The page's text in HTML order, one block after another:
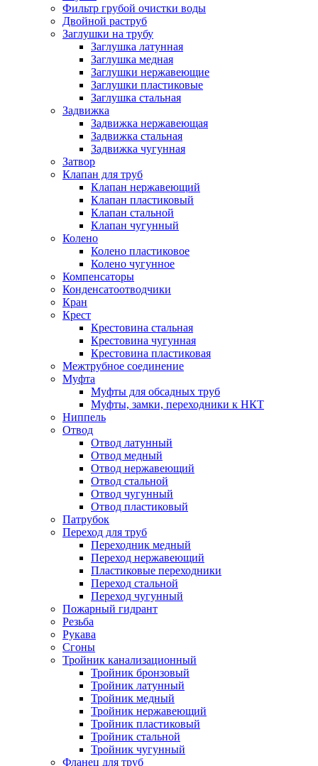
Фильтр грубой очистки воды
Двойной раструб
Заглушки на трубу
Заглушка латунная
Заглушка медная
Заглушки нержавеющие
Заглушки пластиковые
Заглушка стальная
Задвижка
Задвижка нержавеющая
Задвижка стальная
Задвижка чугунная
Затвор
Клапан для труб
Клапан нержавеющий
Клапан пластиковый
Клапан стальной
Клапан чугунный
Колено
Колено пластиковое
Колено чугунное
Компенсаторы
Конденсатоотводчики
Кран
Крест
Крестовина стальная
Крестовина чугунная
Крестовина пластиковая
Межтрубное соединение
Муфта
Муфты для обсадных труб
Муфты, замки, переходники к НКТ
Ниппель
Отвод
Отвод латунный
Отвод медный
Отвод нержавеющий
Отвод стальной
Отвод чугунный
Отвод пластиковый
Патрубок
Переход для труб
Переходник медный
Переход нержавеющий
Пластиковые переходники
Переход стальной
Переход чугунный
Пожарный гидрант
Резьба
Рукава
Сгоны
Тройник канализационный
Тройник бронзовый
Тройник латунный
Тройник медный
Тройник нержавеющий
Тройник пластиковый
Тройник стальной
Тройник чугунный
Фланец для труб